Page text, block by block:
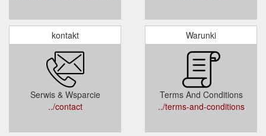
kontakt
Serwis & Wsparcie
../contact
Warunki
Terms And Conditions
../terms-and-conditions